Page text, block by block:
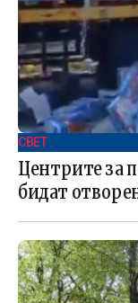
СВЕТ .
Центрите за
бидат